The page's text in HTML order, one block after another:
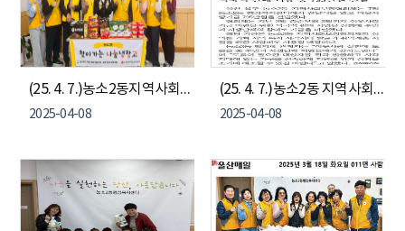
(25. 4. 7.)농소2동지역사회보장협의체 "찾아가는 나눔냉장고"
2025-04-08
(25. 4. 7.)농소2동 지역사회보장협의체, 이웃사랑기금 전달
2025-04-08